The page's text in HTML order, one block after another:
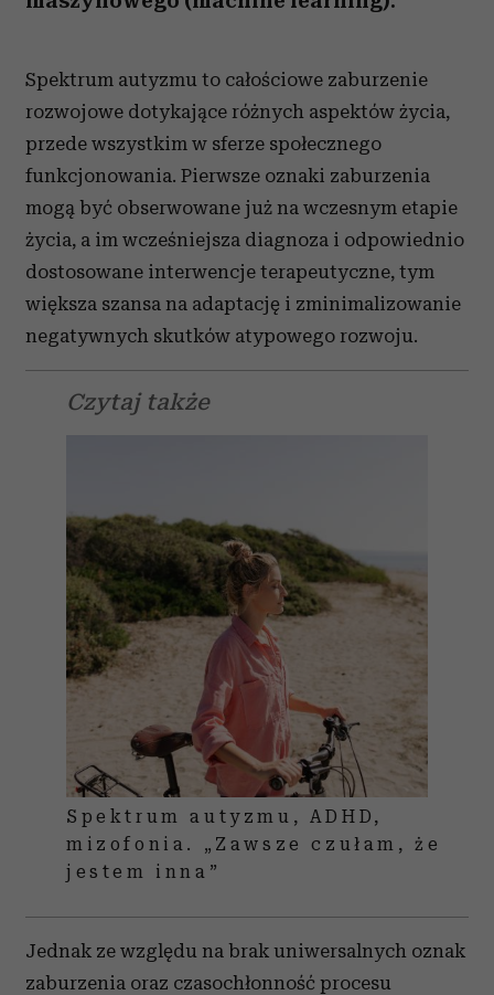
Spektrum autyzmu to całościowe zaburzenie
rozwojowe dotykające różnych aspektów życia,
przede wszystkim w sferze społecznego
funkcjonowania. Pierwsze oznaki zaburzenia
mogą być obserwowane już na wczesnym etapie
życia, a im wcześniejsza diagnoza i odpowiednio
dostosowane interwencje terapeutyczne, tym
większa szansa na adaptację i zminimalizowanie
negatywnych skutków atypowego rozwoju.
Czytaj także
Spektrum autyzmu, ADHD,
mizofonia. „Zawsze czułam, że
jestem inna”
Jednak ze względu na brak uniwersalnych oznak
zaburzenia oraz czasochłonność procesu